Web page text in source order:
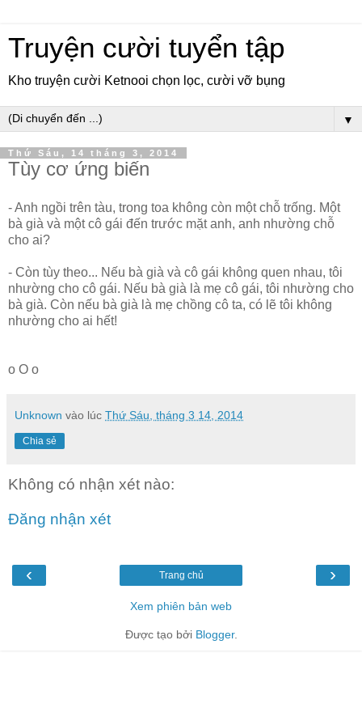
Truyện cười tuyển tập
Kho truyện cười Ketnooi chọn lọc, cười vỡ bụng
▼
Thứ Sáu, 14 tháng 3, 2014
Tùy cơ ứng biến
- Anh ngồi trên tàu, trong toa không còn một chỗ trống. Một
bà già và một cô gái đến trước mặt anh, anh nhường chỗ
cho ai?
- Còn tùy theo... Nếu bà già và cô gái không quen nhau, tôi
nhường cho cô gái. Nếu bà già là mẹ cô gái, tôi nhường cho
bà già. Còn nếu bà già là mẹ chồng cô ta, có lẽ tôi không
nhường cho ai hết!
o O o
Unknown vào lúc Thứ Sáu, tháng 3 14, 2014
Chia sẻ
Không có nhận xét nào:
Đăng nhận xét
‹ ›
Trang chủ
Xem phiên bản web
Được tạo bởi Blogger.